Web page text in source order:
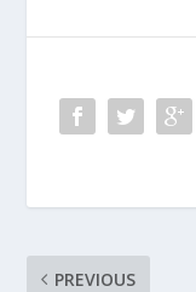
PREVIOUS